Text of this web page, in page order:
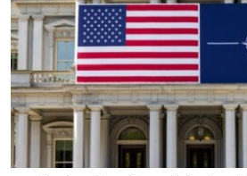
ရန်
ပင်မ
အ
ညွန်း
စာမျက်နှာ
သို့
မကြေးမုံရဲ့ အင်္ဂလိပ်စာ
ရုပ်ရှင်ထဲက အင်္ဂလိပ်စာ
သုတပဒေသာ အင်္ဂလိပ်စာ
ရေဒီယို
ရေဒီယိုနှင့်ရုပ်သံ အချက်အလက်များ
ရေဒီယို/တီဗွီအစီအစဉ်
Learning English
ဗွီအိုအေ လူမှုကွန်ယက်များ